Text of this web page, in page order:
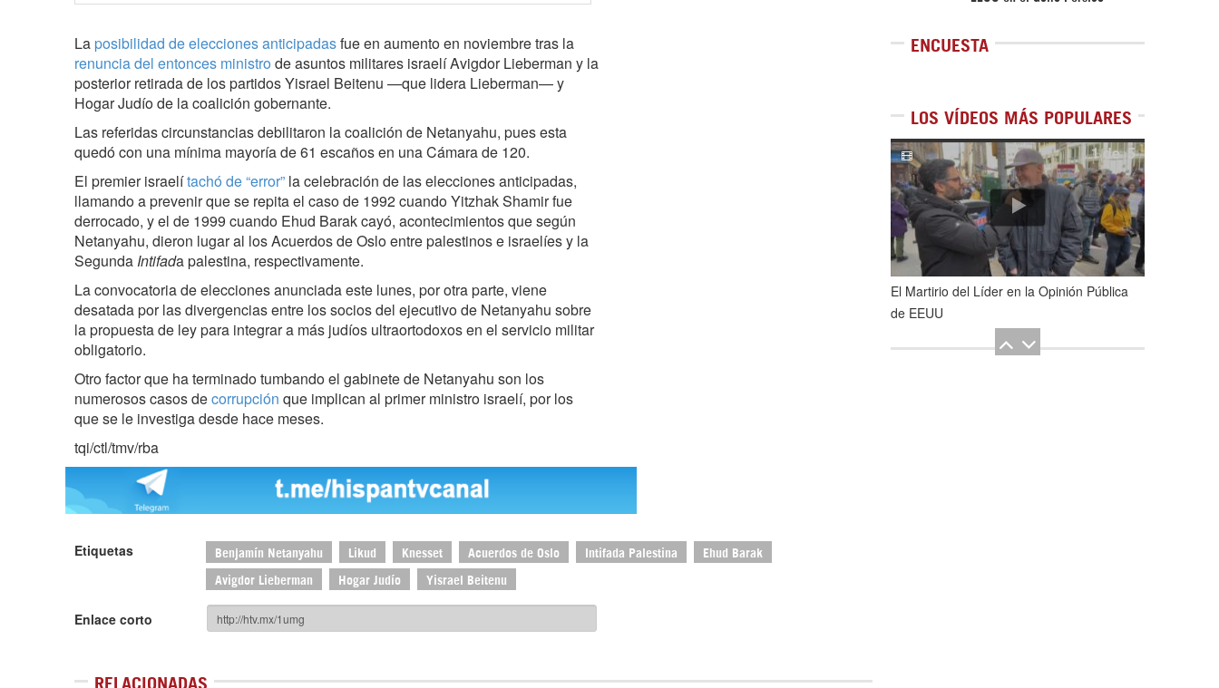
La posibilidad de elecciones anticipadasfue en aumento en noviembre tras la
renuncia del entonces ministro de asuntos militares israelí Avigdor Lieberman y la
posterior retirada de los partidos Yisrael Beitenu —que lidera Lieberman— y
Hogar Judío de la coalición gobernante.
Las referidas circunstancias debilitaron la coalición de Netanyahu, pues esta
quedó con una mínima mayoría de 61 escaños en una Cámara de 120.
El premier israelítachó de “error” la celebración de las elecciones anticipadas,
llamandoa prevenir que se repita el caso de 1992 cuando Yitzhak Shamir fue
derrocado, y el de 1999 cuando Ehud Barak cayó, acontecimientos que según
Netanyahu, dieron lugar al los Acuerdos de Oslo entre palestinos e israelíes y la
Segunda Intifada palestina, respectivamente.
La convocatoria de elecciones anunciada este lunes, por otra parte, viene
desatada por las divergencias entre los socios del ejecutivo de Netanyahu sobre
la propuesta de ley para integrar a más judíos ultraortodoxos en el servicio militar
obligatorio.
Otro factor que ha terminado tumbando el gabinete de Netanyahu son los
numerosos casos decorrupción que implican al primer ministro israelí, por los
que se le investiga desde hace meses.
tqi/ctl/tmv/rba
Etiquetas Benjamín Netanyahu Likud Knesset Acuerdos de Oslo Intifada Palestina Ehud Barak
Avigdor Lieberman Hogar Judío Yisrael Beitenu
Enlace corto
RELACIONADAS
ENCUESTA
LOS VÍDEOS MÁS POPULARES
1de5
El Martirio del Líder en la Opinión Pública
de EEUU